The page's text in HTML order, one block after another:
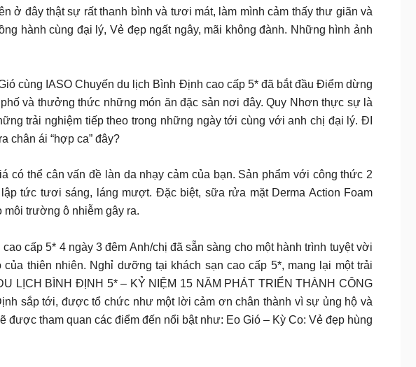
ở đây thật sự rất thanh bình và tươi mát, làm mình cảm thấy thư giãn và
hành cùng đại lý, Vẻ đẹp ngất ngây, mãi không đành. Những hình ảnh
cùng IASO Chuyến du lịch Bình Định cao cấp 5* đã bắt đầu Điểm dừng
và thưởng thức những món ăn đặc sản nơi đây. Quy Nhơn thực sự là
trải nghiệm tiếp theo trong những ngày tới cùng với anh chị đại lý. ĐI
chân ái “hợp ca” đây?
cân vấn đề làn da nhạy cảm của bạn. Sản phẩm với công thức 2
tức tươi sáng, láng mượt. Đặc biệt, sữa rửa mặt Derma Action Foam
trường ô nhiễm gây ra.
cấp 5* 4 ngày 3 đêm Anh/chị đã sẵn sàng cho một hành trình tuyệt vời
thiên nhiên. Nghỉ dưỡng tại khách sạn cao cấp 5*, mang lại một trải
LỊCH BÌNH ĐỊNH 5* – KỶ NIỆM 15 NĂM PHÁT TRIỂN THÀNH CÔNG
sắp tới, được tổ chức như một lời cảm ơn chân thành vì sự ủng hộ và
tham quan các điểm đến nổi bật như: Eo Gió – Kỳ Co: Vẻ đẹp hùng